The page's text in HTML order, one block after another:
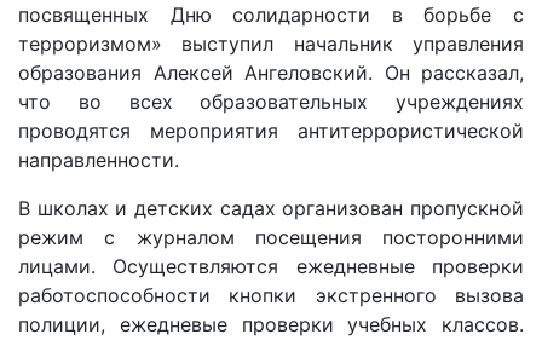
посвященных Дню солидарности в борьбе с
терроризмом» выступил начальник управления
образования Алексей Ангеловский. Он рассказал,
что во всех образовательных учреждениях
проводятся мероприятия антитеррористической
направленности.
В школах и детских садах организован пропускной
режим с журналом посещения посторонними
лицами. Осуществляются ежедневные проверки
работоспособности кнопки экстренного вызова
полиции, ежедневые проверки учебных классов.